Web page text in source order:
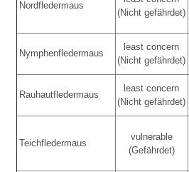
Nordfledermaus
(Nicht gefährdet)
Nymphenfledermaus
least concern
(Nicht gefährdet)
Rauhautfledermaus
least concern
(Nicht gefährdet)
Teichfledermaus
vulnerable
(Gefährdet)